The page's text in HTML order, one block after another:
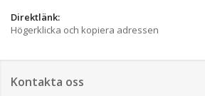
Direktlänk:
Högerklicka och kopiera adressen
Kontakta oss